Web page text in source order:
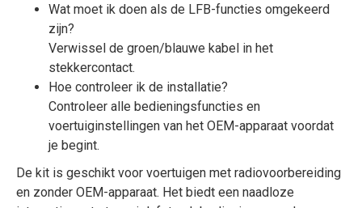
Wat moet ik doen als de LFB-functies omgekeerd
zijn?
Verwissel de groen/blauwe kabel in het
stekkercontact.
Hoe controleer ik de installatie?
Controleer alle bedieningsfuncties en
voertuiginstellingen van het OEM-apparaat voordat
je begint.
De kit is geschikt voor voertuigen met radiovoorbereiding
en zonder OEM-apparaat. Het biedt een naadloze